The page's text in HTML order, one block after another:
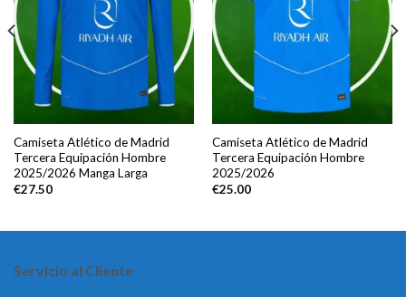
Camiseta Atlético de Madrid
Tercera Equipación Hombre
2025/2026 Manga Larga
€27.50
Camiseta Atlético de Madrid
Tercera Equipación Hombre
2025/2026
€25.00
Servicio al Cliente